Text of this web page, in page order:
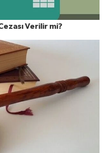
Verilir mi?